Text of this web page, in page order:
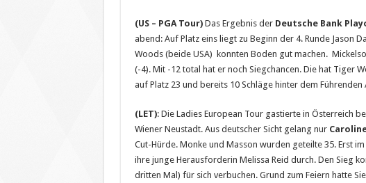
(US – PGA Tour) Das Ergebnis der Deutsche Bank
abend: Auf Platz eins liegt zu Beginn der 4. Runde Jason
Woods (beide USA) konnten Boden gut machen.
(-4). Mit -12 total hat er noch Siegchancen. Die hat Tiger
auf Platz 23 und bereits 10 Schläge hinter dem
(LET): Die Ladies European Tour gastierte in Österreich
Wiener Neustadt. Aus deutscher Sicht gelang nur
Cut-Hürde. Monke und Masson wurden geteilte 35. Erst
ihre junge Herausforderin Melissa Reid durch. Den Sieg
dritten Mal) für sich verbuchen. Grund zum Feiern hatte